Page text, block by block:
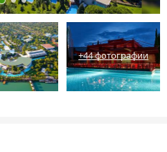
+44 фотографии